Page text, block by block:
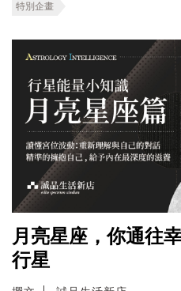
特別企畫
月亮星座，你通往
行星